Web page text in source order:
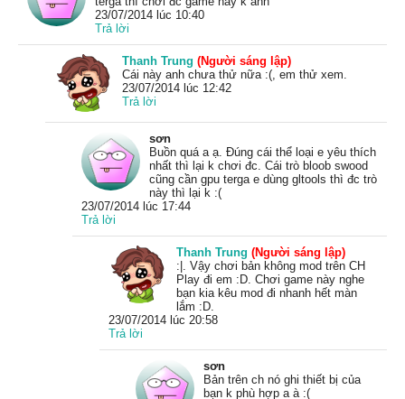
23/07/2014 lúc 10:40
Trả lời
Thanh Trung (Người sáng lập)
Cái này anh chưa thử nữa :(, em thử xem.
23/07/2014 lúc 12:42
Trả lời
sơn
Buồn quá a ạ. Đúng cái thể loại e yêu thích
nhất thì lại k chơi đc. Cái trò bloob swood
cũng cần gpu terga e dùng gltools thì đc trò
này thì lại k :(
23/07/2014 lúc 17:44
Trả lời
Thanh Trung (Người sáng lập)
:|. Vậy chơi bản không mod trên CH
Play đi em :D. Chơi game này nghe
bạn kia kêu mod đi nhanh hết màn
lắm :D.
23/07/2014 lúc 20:58
Trả lời
sơn
Bản trên ch nó ghi thiết bị của
bạn k phù hợp a à :(